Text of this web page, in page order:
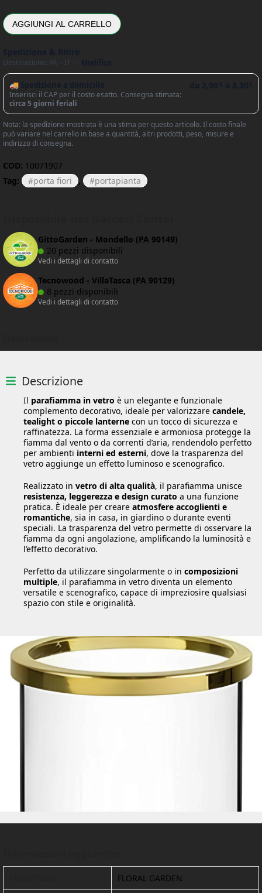
AGGIUNGI AL CARRELLO
Destinazione: PA – IT —
🚚 Spedizione a domicilio
Inserisci il CAP per il costo esatto. Consegna stimata:
circa 5 giorni feriali
Nota: la spedizione mostrata è una stima per questo articolo. Il costo finale
può variare nel carrello in base a quantità, altri prodotti, peso, misure e
indirizzo di consegna.
COD: 10071907
Tag:
porta fiori , portapianta
GittoGarden - Mondello (PA 90149)
20 pezzi disponibili
Vedi i dettagli di contatto
Tecnowood - VillaTasca (PA 90129)
8 pezzi disponibili
Vedi i dettagli di contatto
Descrizione
Il parafiamma in vetro è un elegante e funzionale
complemento decorativo, ideale per valorizzare candele,
tealight o piccole lanterne con un tocco di sicurezza e
raffinatezza. La forma essenziale e armoniosa protegge la
fiamma dal vento o da correnti d’aria, rendendolo perfetto
per ambienti interni ed esterni, dove la trasparenza del
vetro aggiunge un effetto luminoso e scenografico.
Realizzato in vetro di alta qualità, il parafiamma unisce
resistenza, leggerezza e design curato a una funzione
pratica. È ideale per creare atmosfere accoglienti e
romantiche, sia in casa, in giardino o durante eventi
speciali. La trasparenza del vetro permette di osservare la
fiamma da ogni angolazione, amplificando la luminosità e
l’effetto decorativo.
Perfetto da utilizzare singolarmente o in composizioni
multiple, il parafiamma in vetro diventa un elemento
versatile e scenografico, capace di impreziosire qualsiasi
spazio con stile e originalità.
FLORAL GARDEN